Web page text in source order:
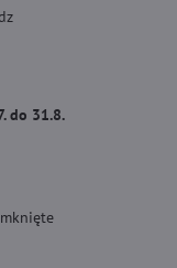
do 31.8.